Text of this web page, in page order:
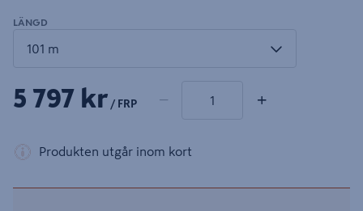
LÄNGD
5 797 kr / FRP − +
Produkten utgår inom kort